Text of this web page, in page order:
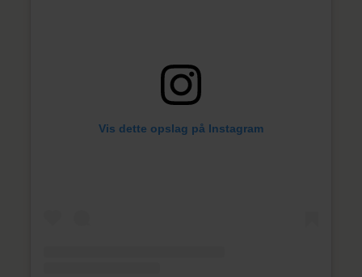
Vis dette opslag på Instagram